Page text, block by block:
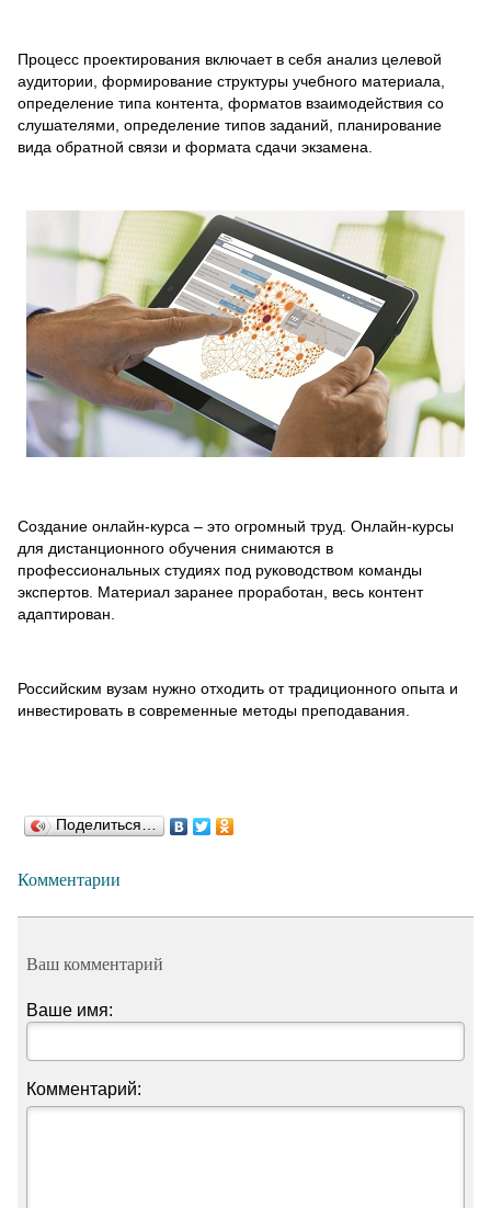
Процесс проектирования включает в себя анализ целевой
аудитории, формирование структуры учебного материала,
определение типа контента, форматов взаимодействия со
слушателями, определение типов заданий, планирование
вида обратной связи и формата сдачи экзамена.
Создание онлайн-курса – это огромный труд. Онлайн-курсы
для дистанционного обучения снимаются в
профессиональных студиях под руководством команды
экспертов. Материал заранее проработан, весь контент
адаптирован.
Российским вузам нужно отходить от традиционного опыта и
инвестировать в современные методы преподавания.
Поделиться…
Комментарии
Ваш комментарий
Ваше имя:
Комментарий: